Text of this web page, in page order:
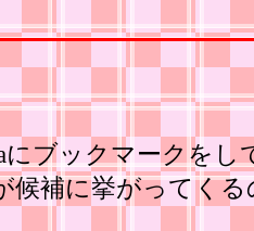
ブックマークをし
補に挙がってく